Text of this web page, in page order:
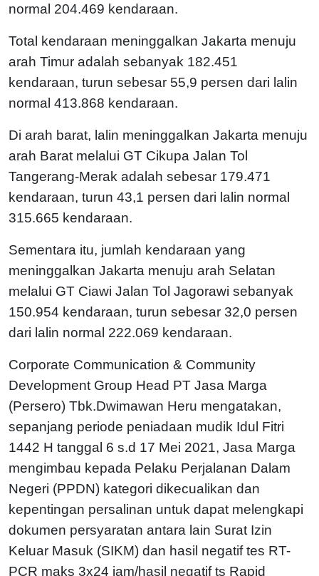
normal 204.469 kendaraan.
Total kendaraan meninggalkan Jakarta menuju
arah Timur adalah sebanyak 182.451
kendaraan, turun sebesar 55,9 persen dari lalin
normal 413.868 kendaraan.
Di arah barat, lalin meninggalkan Jakarta menuju
arah Barat melalui GT Cikupa Jalan Tol
Tangerang-Merak adalah sebesar 179.471
kendaraan, turun 43,1 persen dari lalin normal
315.665 kendaraan.
Sementara itu, jumlah kendaraan yang
meninggalkan Jakarta menuju arah Selatan
melalui GT Ciawi Jalan Tol Jagorawi sebanyak
150.954 kendaraan, turun sebesar 32,0 persen
dari lalin normal 222.069 kendaraan.
Corporate Communication & Community
Development Group Head PT Jasa Marga
(Persero) Tbk.Dwimawan Heru mengatakan,
sepanjang periode peniadaan mudik Idul Fitri
1442 H tanggal 6 s.d 17 Mei 2021, Jasa Marga
mengimbau kepada Pelaku Perjalanan Dalam
Negeri (PPDN) kategori dikecualikan dan
kepentingan persalinan untuk dapat melengkapi
dokumen persyaratan antara lain Surat Izin
Keluar Masuk (SIKM) dan hasil negatif tes RT-
PCR maks 3x24 jam/hasil negatif ts Rapid